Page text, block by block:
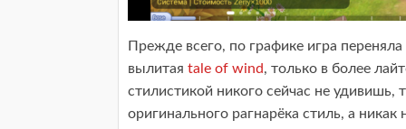
Прежде всего, по графике игра
вылитая tale of wind, только в более
стилистикой никого сейчас не удивишь,
оригинального рагнарёка стиль, а никак